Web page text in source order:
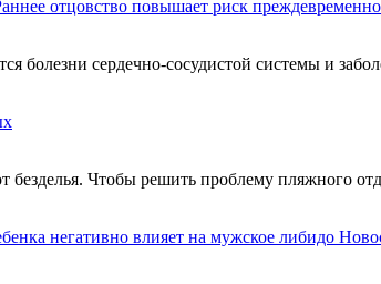
отцовство повышает риск
сердечно-сосудистой системы и
безделья. Чтобы решить проблему пляжного
негативно влияет на мужское либидо